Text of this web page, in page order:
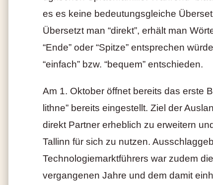
es es keine bedeutungsgleiche
Übersetzt man “direkt”, erhält man
“Ende” oder “Spitze” entsprechen
“einfach” bzw. “bequem” entschieden.
Am 1. Oktober öffnet bereits das erste
lithne” bereits eingestellt. Ziel der
direkt Partner erheblich zu erweitern
Tallinn für sich zu nutzen.
Technologiemarktführers war zudem
vergangenen Jahre und dem damit